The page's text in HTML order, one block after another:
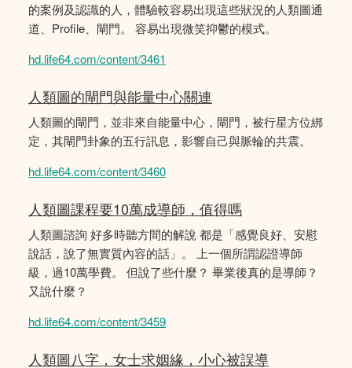
的案例及認識的人，體驗較容易出現這些狀況的人類圖通
道、Profile、閘門。 容易出現微笑抑鬱的模式。
hd.life64.com/content/3461
人類圖的閘門與能量中心關連
人類圖的閘門，並非來自能量中心，閘門，被行星方位綁
定，其閘門卦象的五行訊息，影響自己與脈輪的共震。
hd.life64.com/content/3460
人類圖課程要10萬成導師，值得嗎
人類圖諮詢 好多時聽方間的解說 都是「感覺良好、安慰
說話，說了無實質內容的話」。 上一個所謂認證導師
級，過10萬學費。 但說了些什麼？ 畢業後真的是導師？
又說什麼？
hd.life64.com/content/3459
人類圖八字，女士求姻緣，小心被誤導